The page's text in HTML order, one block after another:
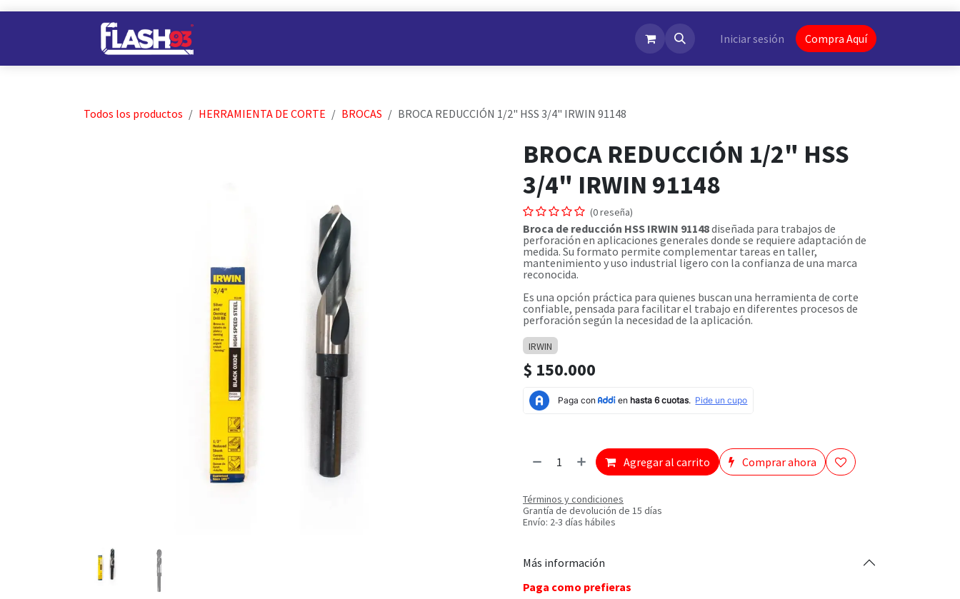
NotiFlash Iniciar sesión Compra Aquí
Todos los productos HERRAMIENTA DE CORTE BROCAS BROCA REDUCCIÓN 1/2" HSS 3/4" IRWIN 91148
BROCA REDUCCIÓN 1/2" HSS
3/4" IRWIN 91148
(0 reseña)
Broca de reducción HSS IRWIN 91148diseñada para trabajos de
perforación en aplicaciones generales donde se requiere adaptación de
medida. Su formato permite complementar tareas en taller,
mantenimiento y uso industrial ligero con la confianza de una marca
reconocida.
Es una opción práctica para quienes buscan una herramienta de corte
confiable, pensada para facilitar el trabajo en diferentes procesos de
perforación según la necesidad de la aplicación.
IRWIN
$ 150.000
Agregar al carrito Comprar ahora
Términos y condiciones
Grantía de devolución de 15 días
Envío: 2-3 días hábiles
Más información
Paga como prefieras